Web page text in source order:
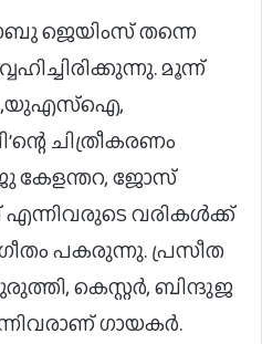
ജെയിംസ് തന്നെ
മൂന്ന്
,യുഎസ്ഐ,
ചിത്രീകരണം
കേളന്തറ, ജോസ്
എന്നിവരുടെ വരികൾക്ക്
പകരുന്നു. പ്രസീത
കെസ്റ്റർ, ബിന്ദുജ
ഗായകർ.